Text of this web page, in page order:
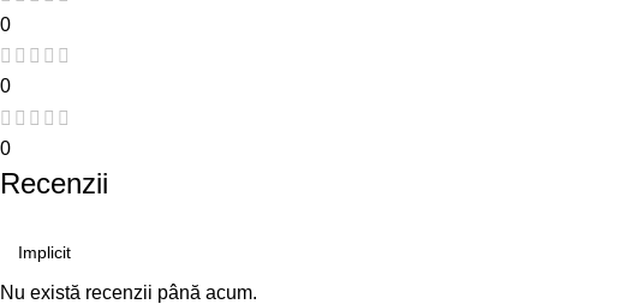
0
0
0
Recenzii
Nu există recenzii până acum.